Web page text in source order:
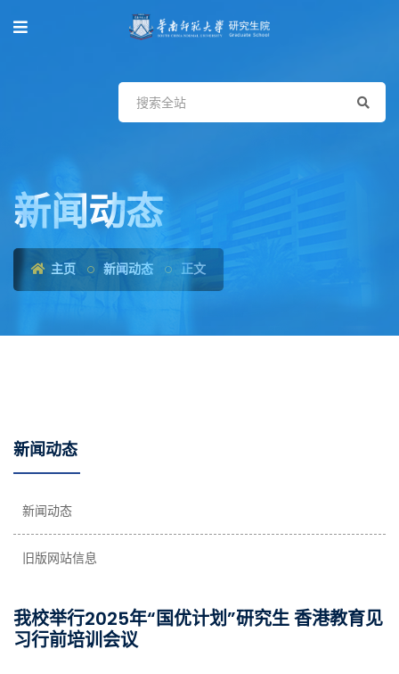
新闻动态
主页 新闻动态 正文
新闻动态
新闻动态
旧版网站信息
我校举行2025年“国优计划”研究生 香港教育见
习行前培训会议